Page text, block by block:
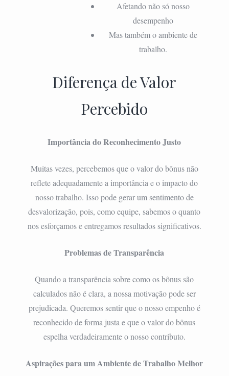
Afetando não só nosso
desempenho
Mas também o ambiente de
trabalho.
Diferença de Valor
Percebido
Importância do Reconhecimento Justo
Muitas vezes, percebemos que o valor do bônus não
reflete adequadamente a importância e o impacto do
nosso trabalho. Isso pode gerar um sentimento de
desvalorização, pois, como equipe, sabemos o quanto
nos esforçamos e entregamos resultados significativos.
Problemas de Transparência
Quando a transparência sobre como os bônus são
calculados não é clara, a nossa motivação pode ser
prejudicada. Queremos sentir que o nosso empenho é
reconhecido de forma justa e que o valor do bônus
espelha verdadeiramente o nosso contributo.
Aspirações para um Ambiente de Trabalho Melhor